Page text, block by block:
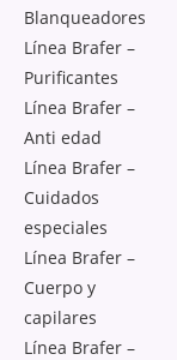
Blanqueadores
Línea Brafer –
Purificantes
Línea Brafer –
Anti edad
Línea Brafer –
Cuidados
especiales
Línea Brafer –
Cuerpo y
capilares
Línea Brafer –